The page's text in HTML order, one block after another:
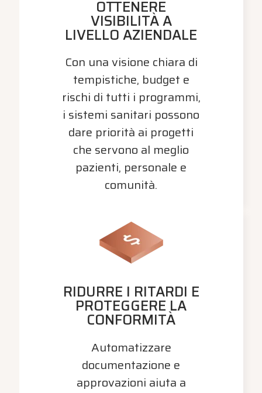
OTTENERE
VISIBILITÀ A
LIVELLO AZIENDALE
Con una visione chiara di
tempistiche, budget e
rischi di tutti i programmi,
i sistemi sanitari possono
dare priorità ai progetti
che servono al meglio
pazienti, personale e
comunità.
RIDURRE I RITARDI E
PROTEGGERE LA
CONFORMITÀ
Automatizzare
documentazione e
approvazioni aiuta a